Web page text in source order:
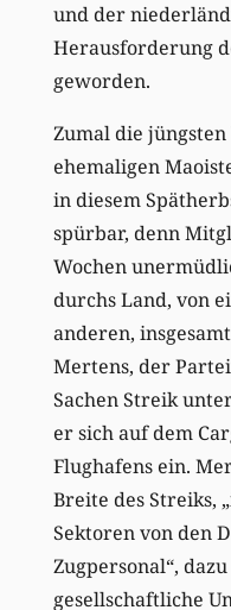
und der
Herausforderung
geworden.
Zumal die
ehemaligen
in diesem
spürbar, denn
Wochen
durchs Land, von
anderen,
Mertens, der
Sachen Streik
er sich auf dem
Flughafens ein.
Breite des Streiks,
Sektoren von den
Zugpersonal“,
gesellschaftliche